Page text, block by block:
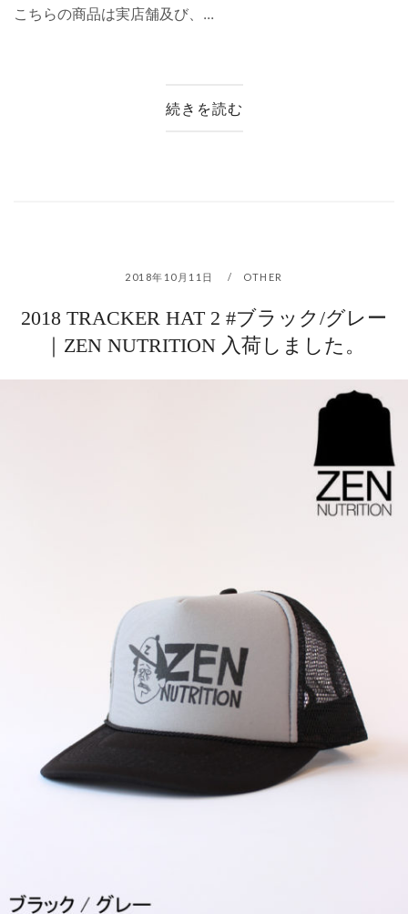
こちらの商品は実店舗及び、...
続きを読む
2018年10月11日 OTHER
2018 TRACKER HAT 2 #ブラック/グレー
｜ZEN NUTRITION 入荷しました。